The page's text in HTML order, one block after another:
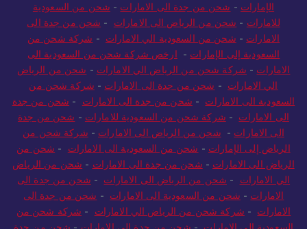
الإمارات - شحن من جدة الى الامارات - شحن من السعودية
للامارات - شحن من الرياض الى الامارات - شحن من جدة الى
الامارات - شحن من السعودية الي الامارات - شركة شحن من
السعودية إلى الإمارات - ارخص شركة شحن من السعودية الى
الامارات - شركة شحن من الرياض الي الامارات - شحن من الرياض
الي الامارات - شحن من جدة الى الامارات - شركة شحن من
السعودية الى الامارات - شحن من جدة الى الامارات - شحن من جدة
الى الامارات - شركة شحن من السعودية للامارات - شحن من جدة
الى الامارات - شحن من الرياض الى الامارات - شركة شحن من
الرياض إلى الإمارات - شحن من السعودية الى الامارات - شحن من
الرياض الى الامارات - شحن من جدة الى الامارات - شحن من الرياض
الي الامارات - شحن من الرياض الى الامارات - شحن من جدة الى
الامارات - شحن من السعودية الى الامارات - شحن من جدة الى
الامارات - شركة شحن من الرياض الي الامارات - شركة شحن من